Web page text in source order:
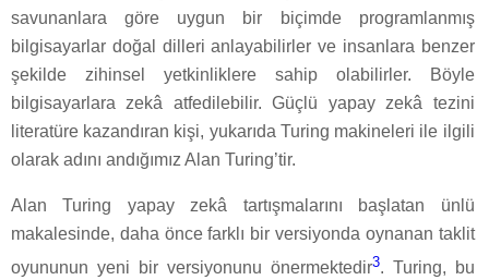
savunanlara göre uygun bir biçimde programlanmış
bilgisayarlar doğal dilleri anlayabilirler ve insanlara benzer
şekilde zihinsel yetkinliklere sahip olabilirler. Böyle
bilgisayarlara zekâ atfedilebilir. Güçlü yapay zekâ tezini
literatüre kazandıran kişi, yukarıda Turing makineleri ile ilgili
olarak adını andığımız Alan Turing’tir.
Alan Turing yapay zekâ tartışmalarını başlatan ünlü
makalesinde, daha önce farklı bir versiyonda oynanan taklit
oyununun yeni bir versiyonunu önermektedir3. Turing, bu